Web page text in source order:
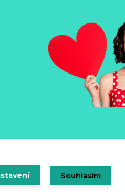
na Eshop-rychle.cz
Souhlasím